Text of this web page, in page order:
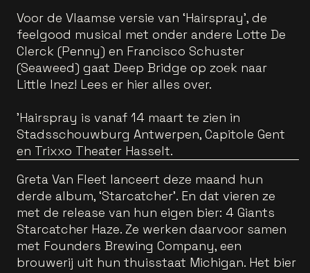
Voor de Vlaamse versie van ‘Hairspray’, de
feelgood musical met onder andere Lotte De
Clerck (Penny) en Francisco Schuster
(Seaweed) gaat Deep Bridge op zoek naar
Little Inez! Lees er hier alles over.
'Hairspray is vanaf 14 maart te zien in
Stadsschouwburg Antwerpen, Capitole Gent
en Trixxo Theater Hasselt.
Greta Van Fleet lanceert deze maand hun
derde album, ‘Starcatcher’. En dat vieren ze
met de release van hun eigen bier: 4 Giants
Starcatcher Haze. Ze werken daarvoor samen
met Founders Brewing Company, een
brouwerij uit hun thuisstaat Michigan. Het bier